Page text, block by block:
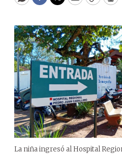
La niña ingresó al Hospital